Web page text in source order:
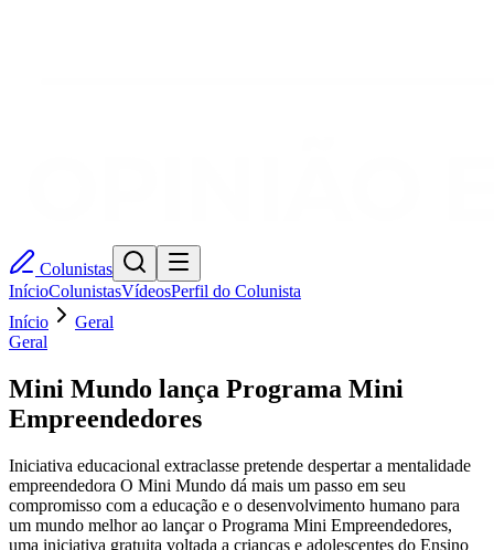
Colunistas
InícioColunistasVídeosPerfil do Colunista
Início
Geral
Geral
Mini Mundo lança Programa Mini
Empreendedores
Iniciativa educacional extraclasse pretende despertar a mentalidade
empreendedora O Mini Mundo dá mais um passo em seu
compromisso com a educação e o desenvolvimento humano para
um mundo melhor ao lançar o Programa Mini Empreendedores,
uma iniciativa gratuita voltada a crianças e adolescentes do Ensino